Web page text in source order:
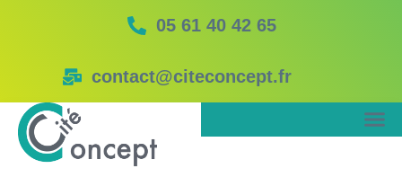
05 61 40 42 65
contact@citeconcept.fr